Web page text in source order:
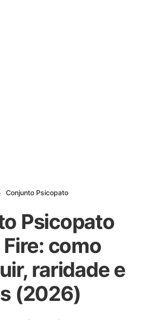
Conjunto Psicopato
Psicopato
como
raridade e
(2026)